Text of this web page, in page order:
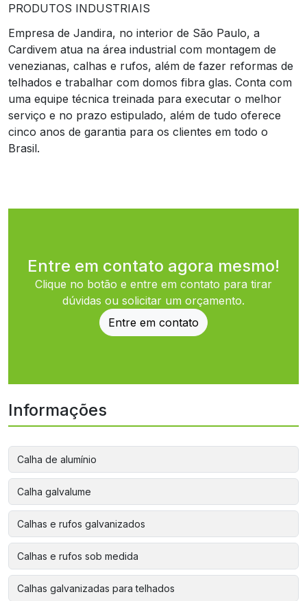
PRODUTOS INDUSTRIAIS
Empresa de Jandira, no interior de São Paulo, a
Cardivem atua na área industrial com montagem de
venezianas, calhas e rufos, além de fazer reformas de
telhados e trabalhar com domos fibra glas. Conta com
uma equipe técnica treinada para executar o melhor
serviço e no prazo estipulado, além de tudo oferece
cinco anos de garantia para os clientes em todo o
Brasil.
Entre em contato agora mesmo!
Clique no botão e entre em contato para tirar
dúvidas ou solicitar um orçamento.
Entre em contato
Informações
Calha de alumínio
Calha galvalume
Calhas e rufos galvanizados
Calhas e rufos sob medida
Calhas galvanizadas para telhados